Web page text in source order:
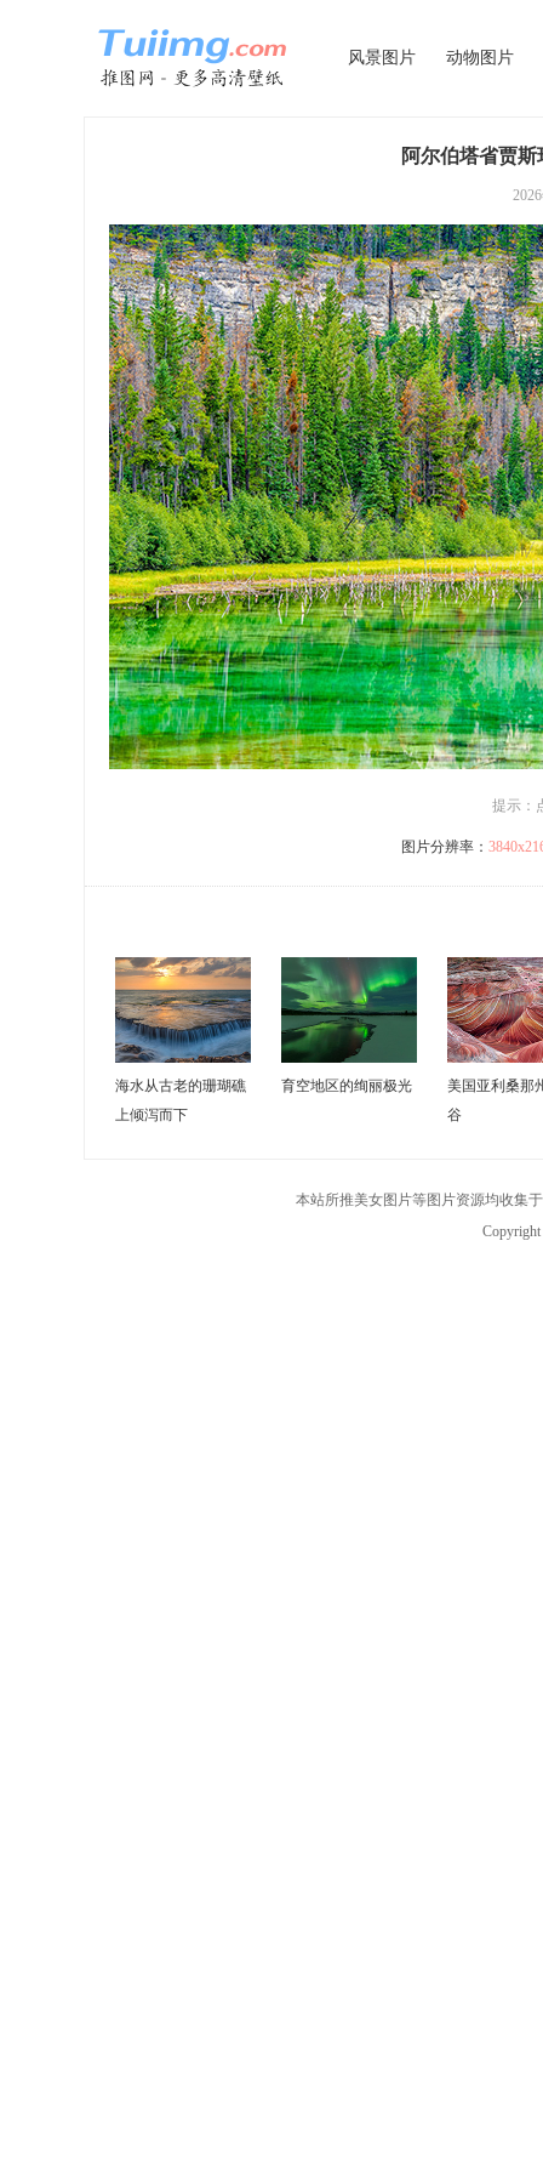
风景图片 动物图片
阿尔伯塔省贾
提示：
图片分辨率：
海水从古老的珊瑚礁
上倾泻而下
育空地区的绚丽极光
美国亚利桑那
谷
本站所推美女图片等图片资源均收集